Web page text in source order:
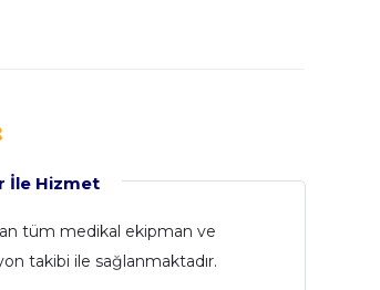
İle Hizmet
tüm medikal ekipman ve
takibi ile sağlanmaktadır.